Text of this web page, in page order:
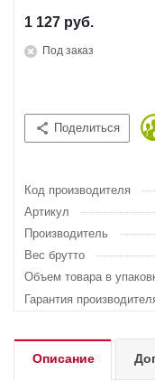
1 127 руб.
Под заказ
Поделиться
Код производителя
Артикул
Производитель
Вес брутто
Объем товара в
Гарантия
Описание